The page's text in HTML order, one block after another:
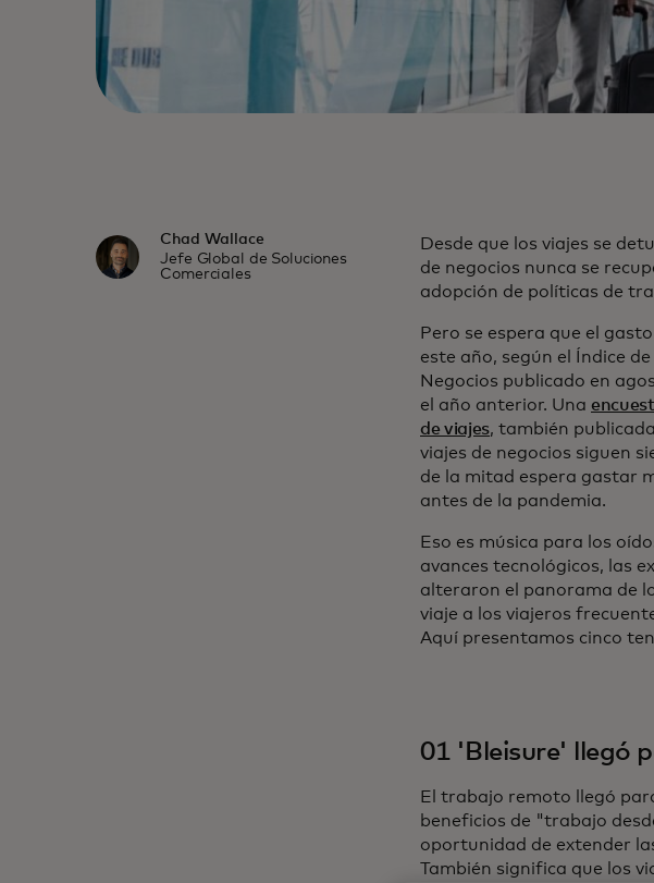
Chad Wallace
Jefe Global de Soluciones
Comerciales
Desde que los viajes se
de negocios nunca se
adopción de políticas de
Pero se espera que el
este año, según el Índice
Negocios publicado en
el año anterior. Una
de viajes, también
viajes de negocios siguen
de la mitad espera gastar
antes de la pandemia.
Eso es música para los
avances tecnológicos, las
alteraron el panorama de
viaje a los viajeros
Aquí presentamos cinco
01 'Bleisure' llegó
El trabajo remoto llegó
beneficios de "trabajo
oportunidad de extender
También significa que los